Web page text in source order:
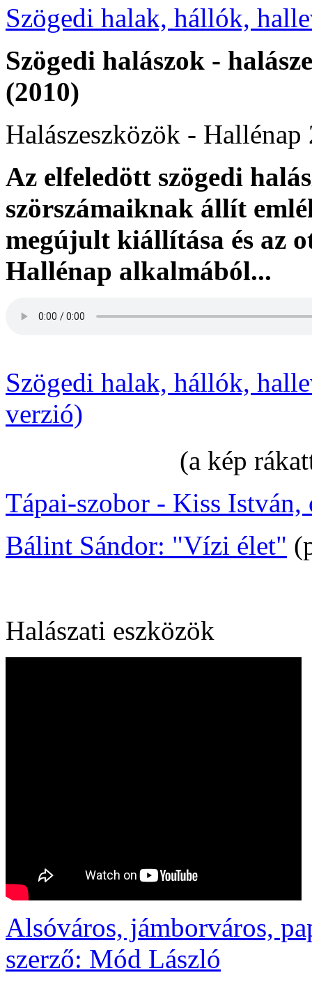
Szögedi halak, hállók,
Szögedi halászok -
(2010)
Halászeszközök - Hallénap
Az elfeledött szögedi
szörszámaiknak állít
megújult kiállítása és az
Hallénap alkalmából...
Szögedi halak, hállók,
verzió)
(a kép
Tápai-szobor - Kiss
Bálint Sándor: "Vízi élet"
Halászati eszközök
Alsóváros, jámborváros,
szerző: Mód László